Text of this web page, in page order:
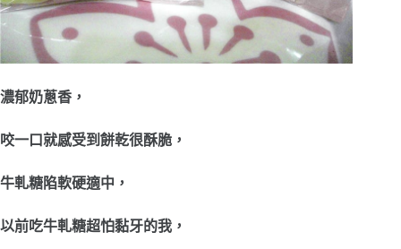
濃郁奶蔥香，
咬一口就感受到餅乾很酥脆，
牛軋糖陷軟硬適中，
以前吃牛軋糖超怕黏牙的我，